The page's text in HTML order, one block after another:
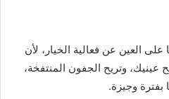
العين عن فعالية الخيار، لأن
عينيك، وتريح الجفون المنتفخة،
بفترة وجيزة.